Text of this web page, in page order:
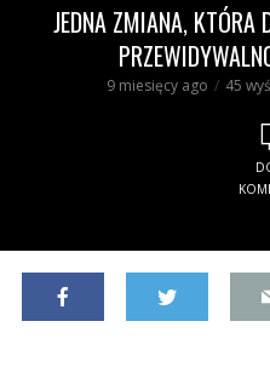
JEDNA ZMIANA, KTÓRA
9 miesięcy ago 45